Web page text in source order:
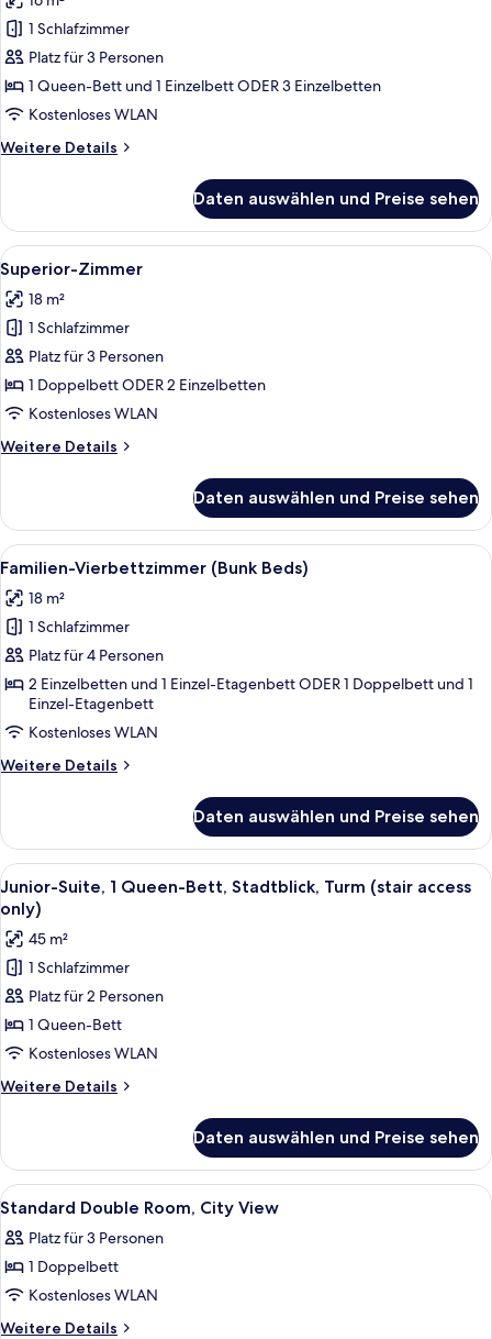
für
Familien-
Dreibettzimmer,
Nichtraucher
anzeigen
1 Schlafzimmer
Platz für 3 Personen
1 Queen-Bett und 1 Einzelbett ODER 3 Einzelbetten
Kostenloses WLAN
Weitere Details
Weitere
Dreibettzimmer,
Nichtraucher
Daten auswählen und Preise sehen
Alle
Fotos
für
Superior-
Zimmer
anzeigen
Ein Hotelzimmer mit einem großen
5
Superior-Zimmer
18 m²
1 Schlafzimmer
Platz für 3 Personen
1 Doppelbett ODER 2 Einzelbetten
Kostenloses WLAN
Weitere Details
Weitere
Zimmer
Daten auswählen und Preise sehen
Alle
Fotos
für
Familien-
Vierbettzimmer
(Bunk
Beds)
anzeigen
Ein Hotelzimmer mit einem
4
Familien-Vierbettzimmer (Bunk Beds)
18 m²
1 Schlafzimmer
Platz für 4 Personen
2 Einzelbetten und 1 Einzel-Etagenbett ODER 1 Doppelbett und 1
Einzel-Etagenbett
Kostenloses WLAN
Weitere Details
Weitere
Vierbettzimmer
(Bunk
Beds)
Daten auswählen und Preise sehen
Alle
Fotos
für
Junior-
Suite,
1
Queen-
Bett,
Stadtblick,
Turm
access
only)
anzeigen
Ein Schlafzimmer mit einem Bett,
12
Junior-Suite, 1 Queen-Bett, Stadtblick, Turm (stair access
only)
45 m²
1 Schlafzimmer
Platz für 2 Personen
1 Queen-Bett
Kostenloses WLAN
Weitere Details
Weitere
Suite,
Queen-
Stadtblick,
Turm
access
only)
Daten auswählen und Preise sehen
Alle
Fotos
für
Standard
Double
Room,
Ein Hotelzimmer mit einem Bett,
5
Standard Double Room, City View
Platz für 3 Personen
1 Doppelbett
Kostenloses WLAN
Weitere Details
Weitere